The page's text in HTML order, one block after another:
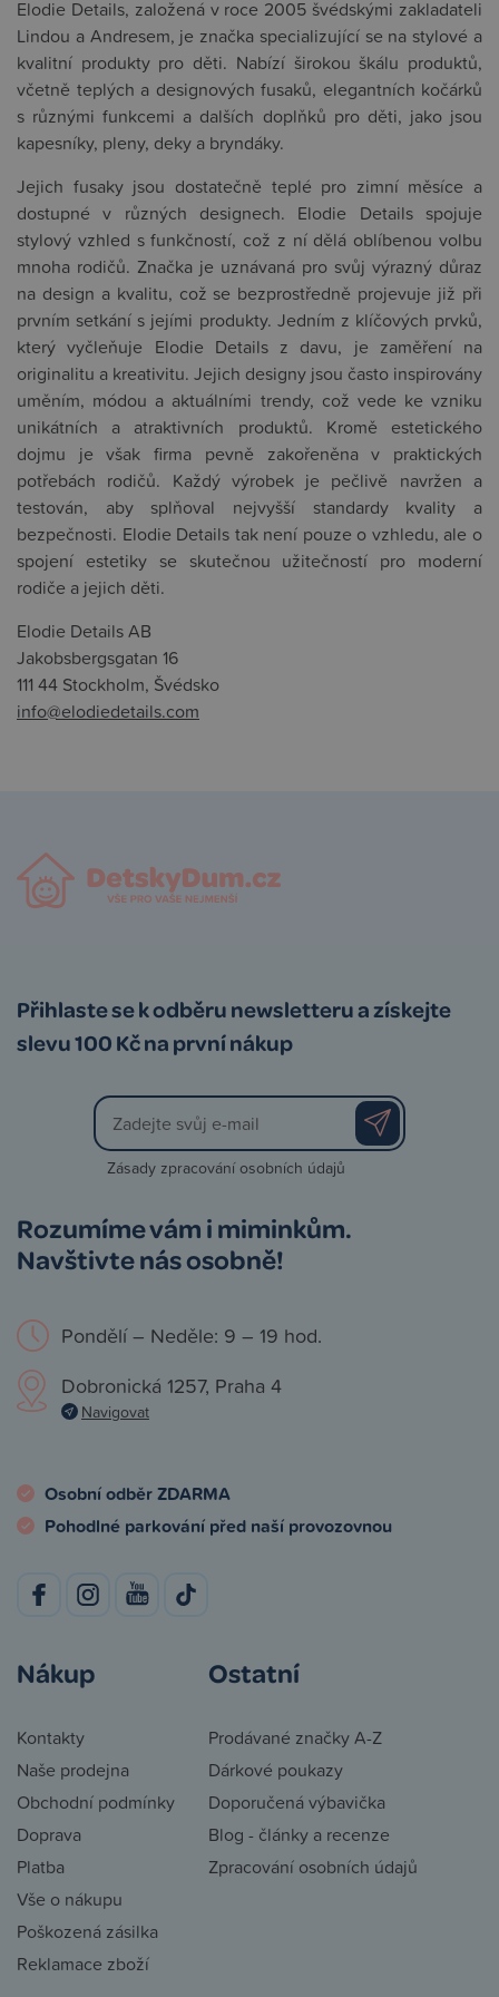
Elodie Details, založená v roce 2005 švédskými zakladateli
Lindou a Andresem, je značka specializující se na stylové a
kvalitní produkty pro děti. Nabízí širokou škálu produktů,
včetně teplých a designových fusaků, elegantních kočárků
s různými funkcemi a dalších doplňků pro děti, jako jsou
kapesníky, pleny, deky a bryndáky.
Jejich fusaky jsou dostatečně teplé pro zimní měsíce a
dostupné v různých designech. Elodie Details spojuje
stylový vzhled s funkčností, což z ní dělá oblíbenou volbu
mnoha rodičů. Značka je uznávaná pro svůj výrazný důraz
na design a kvalitu, což se bezprostředně projevuje již při
prvním setkání s jejími produkty. Jedním z klíčových prvků,
který vyčleňuje Elodie Details z davu, je zaměření na
originalitu a kreativitu. Jejich designy jsou často inspirovány
uměním, módou a aktuálními trendy, což vede ke vzniku
unikátních a atraktivních produktů. Kromě estetického
dojmu je však firma pevně zakořeněna v praktických
potřebách rodičů. Každý výrobek je pečlivě navržen a
testován, aby splňoval nejvyšší standardy kvality a
bezpečnosti. Elodie Details tak není pouze o vzhledu, ale o
spojení estetiky se skutečnou užitečností pro moderní
rodiče a jejich děti.
Elodie Details AB
Jakobsbergsgatan 16
111 44 Stockholm, Švédsko
info@elodiedetails.com
Přihlaste se k odběru newsletteru a získejte
slevu 100 Kč na první nákup
Zásady zpracování osobních údajů
Rozumíme vám i miminkům.
Navštivte nás osobně!
Pondělí – Neděle: 9 – 19 hod.
Dobronická 1257, Praha 4
Navigovat
Osobní odběr ZDARMA
Pohodlné parkování před naší provozovnou
Nákup
Kontakty
Naše prodejna
Obchodní podmínky
Doprava
Platba
Vše o nákupu
Poškozená zásilka
Reklamace zboží
Ostatní
Prodávané značky A-Z
Dárkové poukazy
Doporučená výbavička
Blog - články a recenze
Zpracování osobních údajů